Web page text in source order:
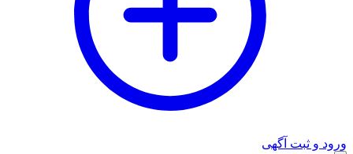
وبلاگ
ورود و ثبت آگهی